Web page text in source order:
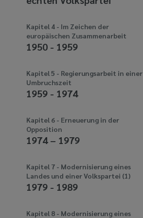
media
1950 - 1959
Kapitel 4 - Im Zeichen der
europäischen Zusammenarbeit
1959 - 1974
Kapitel 5 - Regierungsarbeit in einer
Umbruchszeit
1974 – 1979
Kapitel 6 - Erneuerung in der
Opposition
1979 - 1989
Kapitel 7 - Modernisierung eines
Landes und einer Volkspartei (1)
Kapitel 8 - Modernisierung eines